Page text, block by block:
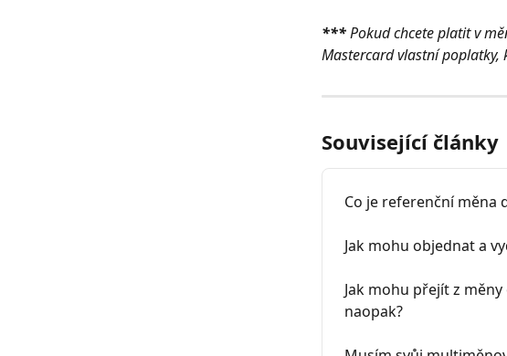
*** Pokud chcete platit v
Mastercard vlastní
Související články
Co je referenční měna
Jak mohu objednat a
Jak mohu přejít z
naopak?